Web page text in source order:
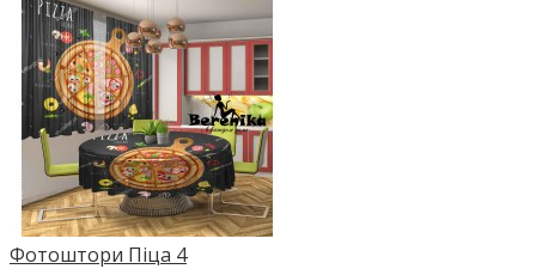
Фотоштори Піца 4